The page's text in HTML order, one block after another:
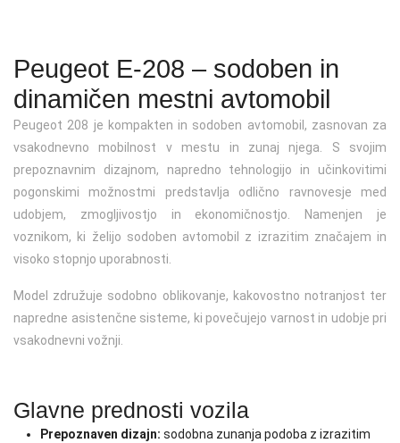
Kupeji
Kabrioleti in roadsterji
Električna vozila
Lahka dostavna vozila
Električna lahka dostavna vozila
Športna vozila
Eko vozila
Vozila na zalogi
Vozila na zalogi
Osebna vozila
Vozila na zalogi
Peugeot
Kompaktni
Gospodarsko vozilo
Servis vozil Hyundai
Servis vozil Jeep
Servis vozil Mazda
Servis vozil Peugeot
Registracija rabljenega vozila uvoženega iz EU ali tujine
Zamenjava registrskih tablic in naročilo ponovljenih (3
registrska)
Prometno dovoljenje
Sprememba lastništva
Odjava vozila
Deponiranje tablic
Izdaja preizkusnih tablic
Peugeot E-208 – sodoben in
dinamičen mestni avtomobil
Peugeot 208 je kompakten in sodoben avtomobil, zasnovan za
vsakodnevno mobilnost v mestu in zunaj njega. S svojim
prepoznavnim dizajnom, napredno tehnologijo in učinkovitimi
pogonskimi možnostmi predstavlja odlično ravnovesje med
udobjem, zmogljivostjo in ekonomičnostjo. Namenjen je
voznikom, ki želijo sodoben avtomobil z izrazitim značajem in
visoko stopnjo uporabnosti.
Model združuje sodobno oblikovanje, kakovostno notranjost ter
napredne asistenčne sisteme, ki povečujejo varnost in udobje pri
vsakodnevni vožnji.
Glavne prednosti vozila
Prepoznaven dizajn: sodobna zunanja podoba z izrazitim